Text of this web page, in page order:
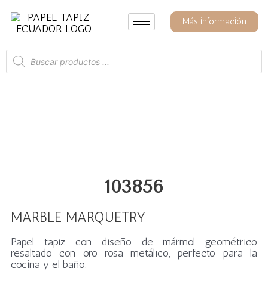
contenido
Más información
Búsqueda
de
productos
103856
MARBLE MARQUETRY
Papel tapiz con diseño de mármol geométrico
resaltado con oro rosa metálico, perfecto para la
cocina y el baño.